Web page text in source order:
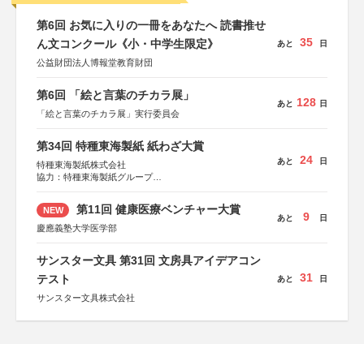
第6回 お気に入りの一冊をあなたへ 読書推せ
ん文コンクール《小・中学生限定》
公益財団法人博報堂教育財団
あと 35 日
第6回 「絵と言葉のチカラ展」
「絵と言葉のチカラ展」実行委員会
あと 128 日
第34回 特種東海製紙 紙わざ大賞
特種東海製紙株式会社
協力：特種東海製紙グループ
あと 24 日
NEW 第11回 健康医療ベンチャー大賞
慶應義塾大学医学部
あと 9 日
サンスター文具 第31回 文房具アイデアコン
テスト
サンスター文具株式会社
あと 31 日